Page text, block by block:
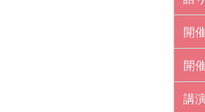
開
開
講